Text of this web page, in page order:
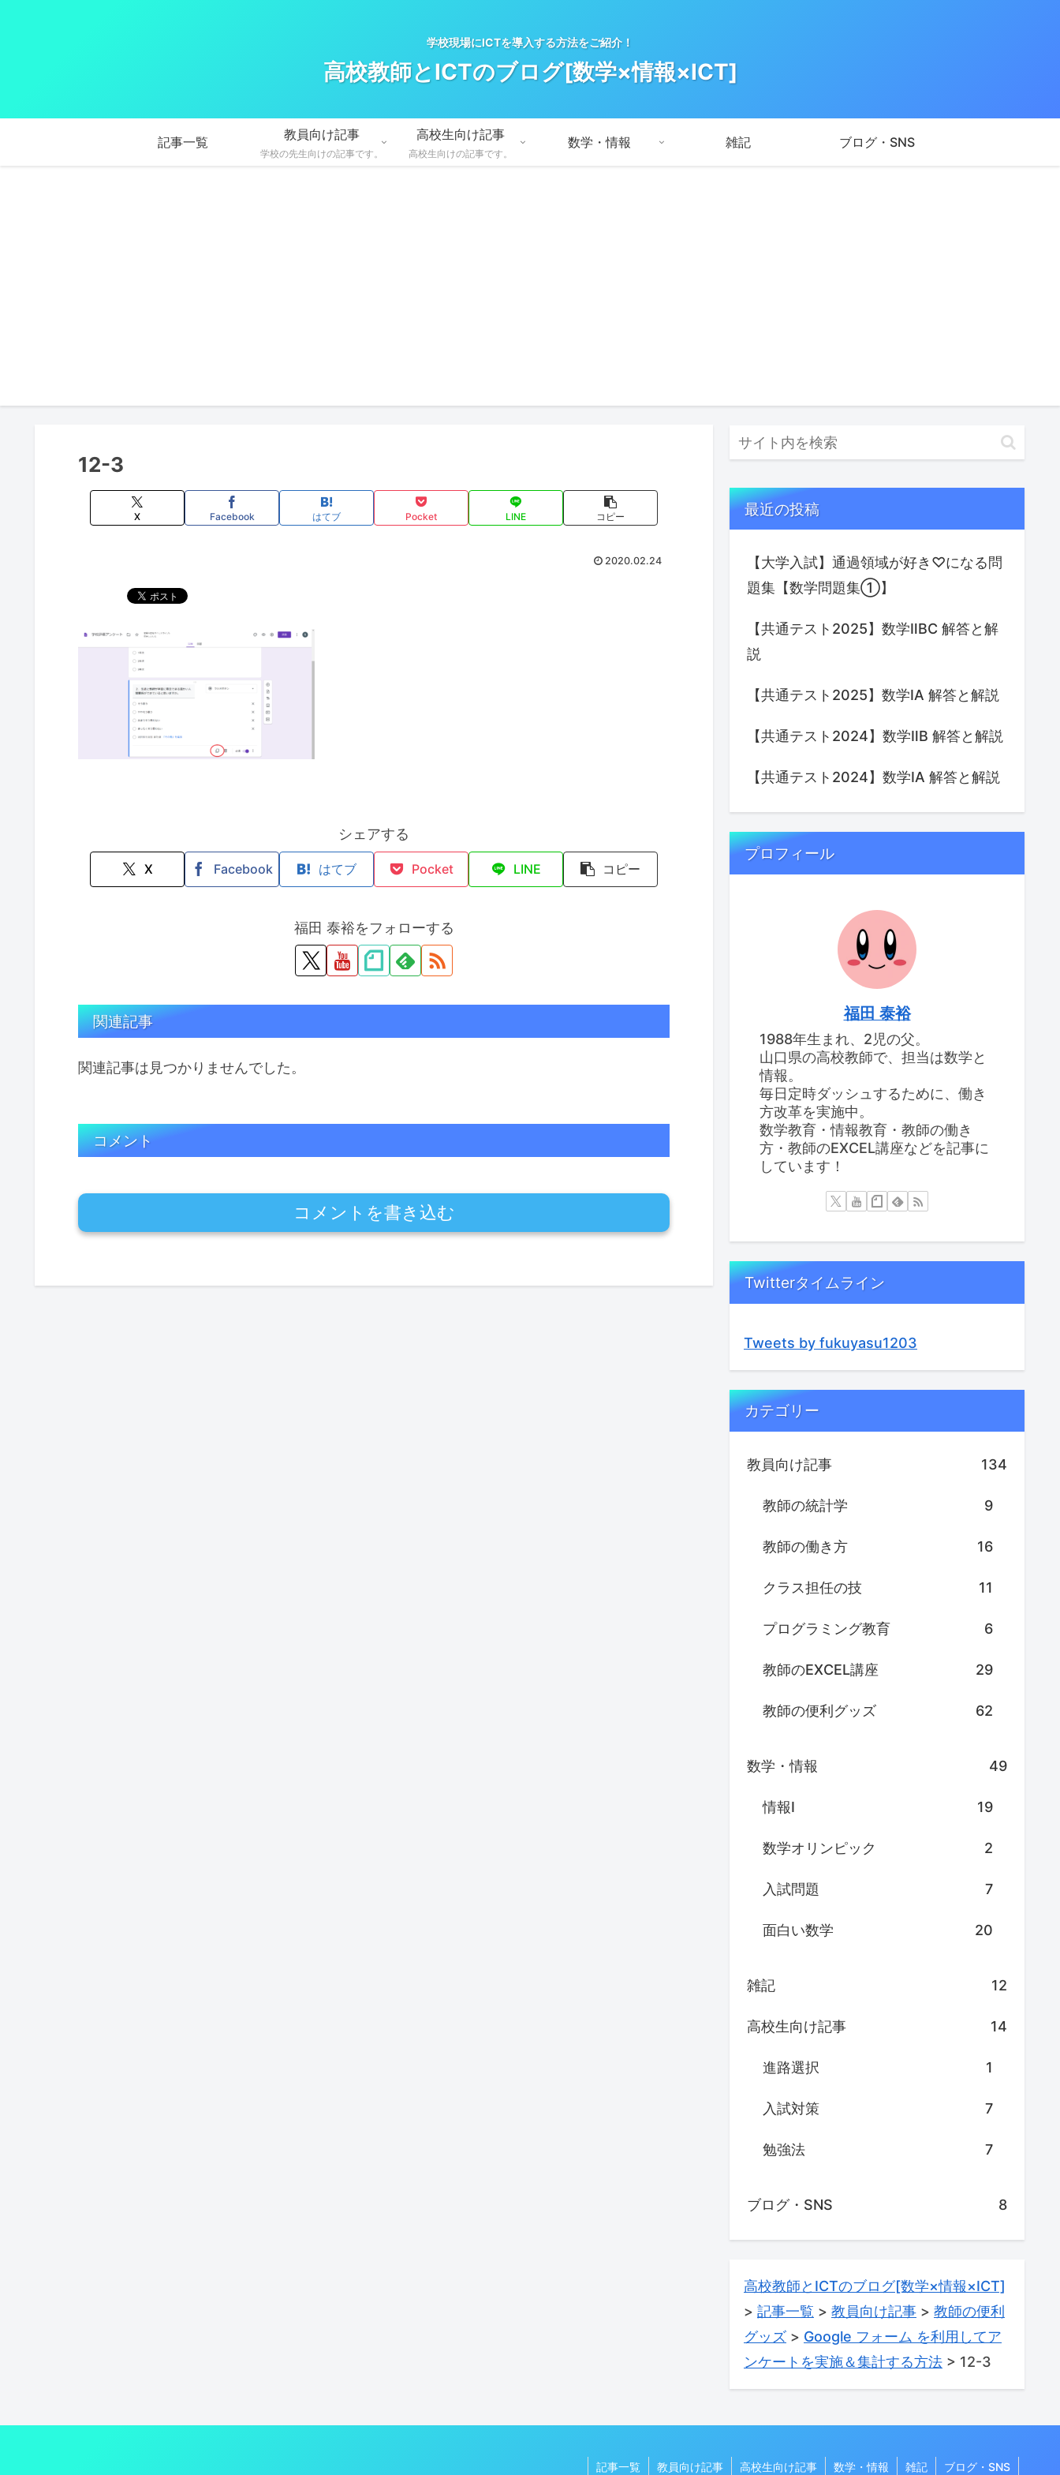
学校現場にICTを導入する方法をご紹介！
高校教師とICTのブログ[数学×情報×ICT]
記事一覧
教員向け記事
学校の先生向けの記事です。
高校生向け記事
高校生向けの記事です。
数学・情報 雑記 ブログ・SNS
12-3
X Facebook はてブ Pocket LINE コピー
2020.02.24
シェアする
X Facebook はてブ Pocket LINE コピー
福田 泰裕をフォローする
関連記事
関連記事は見つかりませんでした。
コメント
コメントを書き込む
最近の投稿
【大学入試】通過領域が好き♡になる問
題集【数学問題集①】
【共通テスト2025】数学ⅡBC 解答と解
説
【共通テスト2025】数学IA 解答と解説
【共通テスト2024】数学ⅡB 解答と解説
【共通テスト2024】数学IA 解答と解説
プロフィール
福田 泰裕
1988年生まれ、2児の父。
山口県の高校教師で、担当は数学と
情報。
毎日定時ダッシュするために、働き
方改革を実施中。
数学教育・情報教育・教師の働き
方・教師のEXCEL講座などを記事に
しています！
Twitterタイムライン
Tweets by fukuyasu1203
カテゴリー
教員向け記事 134
教師の統計学 9
教師の働き方 16
クラス担任の技 11
プログラミング教育 6
教師のEXCEL講座 29
教師の便利グッズ 62
数学・情報 49
情報Ⅰ 19
数学オリンピック 2
入試問題 7
面白い数学 20
雑記 12
高校生向け記事 14
進路選択 1
入試対策 7
勉強法 7
ブログ・SNS 8
高校教師とICTのブログ[数学×情報×ICT]
> 記事一覧 > 教員向け記事 > 教師の便利
グッズ > Google フォーム を利用してア
ンケートを実施＆集計する方法 > 12-3
記事一覧 教員向け記事 高校生向け記事 数学・情報 雑記 ブログ・SNS